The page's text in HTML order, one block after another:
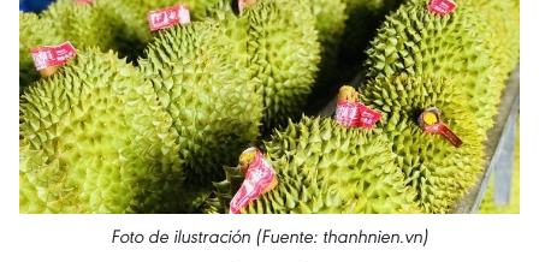
Foto de ilustración (Fuente: thanhnien.vn)